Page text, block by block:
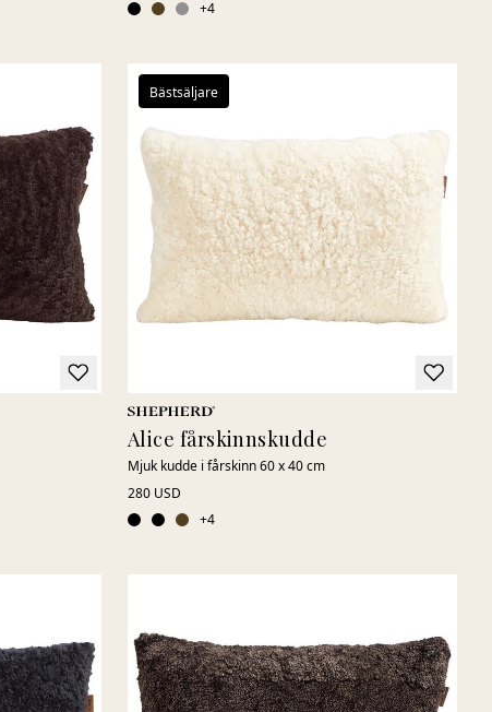
+4
Bästsäljare
Alice fårskinnskudde
Mjuk kudde i fårskinn 60 x 40 cm
280 USD
+4